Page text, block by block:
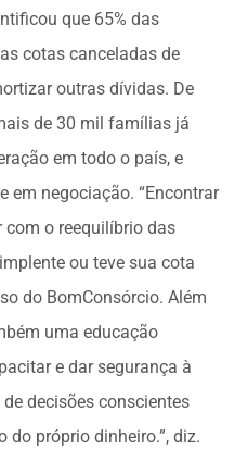
que 65% das
cotas canceladas de
outras dívidas. De
de 30 mil famílias já
em todo o país, e
em negociação. “Encontrar
o reequilíbrio das
ou teve sua cota
do BomConsórcio. Além
uma educação
e dar segurança à
decisões conscientes
do próprio dinheiro.”, diz.